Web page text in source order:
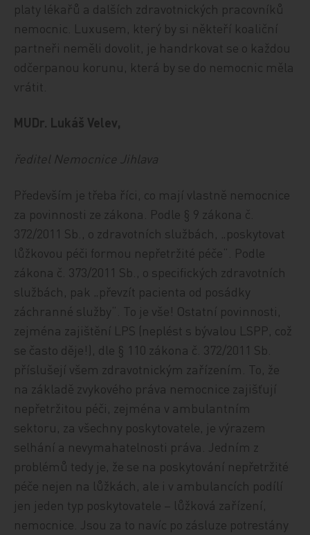
platy lékařů a dalších zdravotnických pracovníků
nemocnic. Luxusem, který by si někteří koaliční
partneři neměli dovolit, je handrkovat se o každou
odčerpanou korunu, která by se do nemocnic měla
vrátit.
MUDr. Lukáš Velev,
ředitel Nemocnice Jihlava
Především je třeba říci, co mají vlastně nemocnice
za povinnosti ze zákona. Podle § 9 zákona č.
372/2011 Sb., o zdravotních službách, „poskytovat
lůžkovou péči formou nepřetržité péče“. Podle
zákona č. 373/2011 Sb., o specifických zdravotních
službách, pak „převzít pacienta od posádky
záchranné služby“. To je vše! Ostatní povinnosti,
zejména zajištění LPS (neplést s bývalou LSPP, což
se často děje!), dle § 110 zákona č. 372/2011 Sb.
příslušejí všem zdravotnickým zařízením. To, že
na základě zvykového práva nemocnice zajišťují
nepřetržitou péči, zejména v ambulantním
sektoru, za všechny poskytovatele, je výrazem
selhání a nevymahatelnosti práva. Jedním z
problémů tedy je, že se na poskytování nepřetržité
péče nejen na lůžkách, ale i v ambulancích podílí
jen jeden typ poskytovatele – lůžková zařízení,
nemocnice. Jsou za to navíc po zásluze potrestány